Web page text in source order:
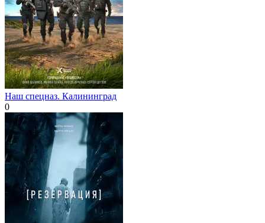
Наш спецназ. Калининград
0